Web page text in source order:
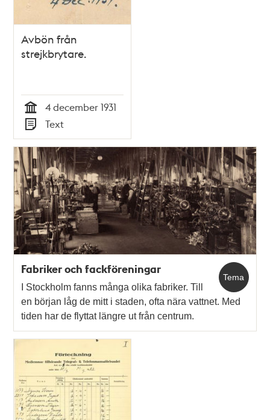
Avbön från
strejkbrytare.
Tid
4 december 1931
Typ
Text
Tema
Fabriker och fackföreningar
I Stockholm fanns många olika fabriker. Till
en början låg de mitt i staden, ofta nära vattnet. Med
tiden har de flyttat längre ut från centrum.